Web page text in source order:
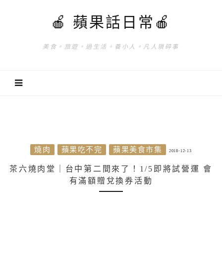
🍎 蘋果話日常🍎
美食。旅遊。過生活。養小人。凡人瑣碎事
燒肉 蘋果吃不完 蘋果美食市集 2018-12-13
茶六燒肉堂｜台中第二間來了！1/5即將試營運 會
有滿額贈兌換券活動